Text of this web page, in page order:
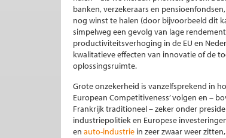
banken, verzekeraars en
nog winst te halen (door bijvoorbeeld dit
simpelweg een gevolg van lage
productiviteitsverhoging in de EU en
kwalitatieve effecten van innovatie of de
oplossingsruimte.
Grote onzekerheid is vanzelfsprekend in
European Competitiveness’ volgen en –
Frankrijk traditioneel – zeker onder
industriepolitiek en Europese
en auto-industrie in zeer zwaar weer